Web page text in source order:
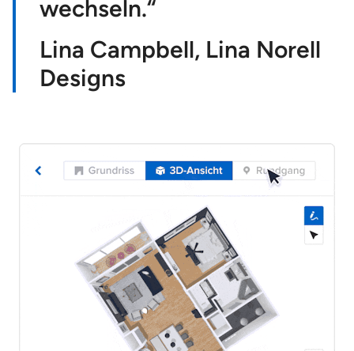
wechseln.“
Lina Campbell, Lina Norell
Designs